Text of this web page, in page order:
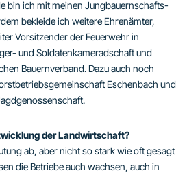
bin ich mit meinen Jungbauernschafts-
bekleide ich weitere Ehrenämter,
Vorsitzender der Feuerwehr in
und Soldatenkameradschaft und
Bauernverband. Dazu auch noch
Eschenbach und
der Landwirtschaft?
ab, aber nicht so stark wie oft gesagt
die Betriebe auch wachsen, auch in